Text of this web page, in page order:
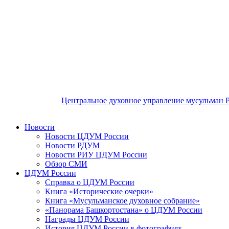
Центральное духовное управление мусульман
Новости
Новости ЦДУМ России
Новости РДУМ
Новости РИУ ЦДУМ России
Обзор СМИ
ЦДУМ России
Справка о ЦДУМ России
Книга «Исторические очерки»
Книга «Мусульманское духовное собрание»
«Панорама Башкортостана» о ЦДУМ России
Награды ЦДУМ России